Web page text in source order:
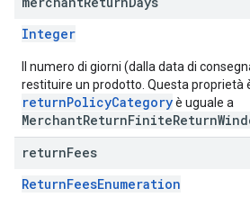
Integer
Il numero di giorni (dalla data di
restituire un prodotto. Questa proprietà
returnPolicyCategoryè uguale a
returnFees
ReturnFeesEnumeration